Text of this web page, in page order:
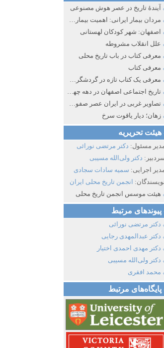
آیندهٔ تاریخ در عصر هوش مصنوعی
مردان بیمار ایرانی: اهمیت بیماری به عنوان عاملی در تفسیر تاریخ سیاسی ایران جدید
اصفهان: شهر کودکان لهستانی
علل انقلاب مشروطه
معرفی کتاب در باب تاریخ محلی
معرفی کتاب
معرفی یک کتاب تازه در گردشگری اصفهان
تاریخ اجتماعی اصفهان در دهه چهل و پنجاه از نگاه طنز نوروز جمشاد
تصاویر غربی در ایران عصر صفوی و قاجار
زهان؛ دیار یاقوت سرخ
هیئت تحریریه
مسئول: دکتر مرتضی نورائی
دکتر ولی‌الله مسیبی
اجرایی: سمیه سادات سجادی
انجمن تاریخ محلی ایران
هیئت موسس انجمن تاریخ محلی
پیوند‌های مرتبط
دکتر مرتضی نورائی
دکتر عبدالمهدی رجایی
دکتر مهدی احمدی اختیار
دکتر ولی‌الله مسیبی
محمد افقری
پایگاه‌های مرتبط